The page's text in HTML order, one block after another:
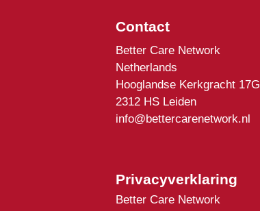
Contact
Better Care Network
Netherlands
Hooglandse Kerkgracht 17G
2312 HS Leiden
info@bettercarenetwork.nl
Privacyverklaring
Better Care Network